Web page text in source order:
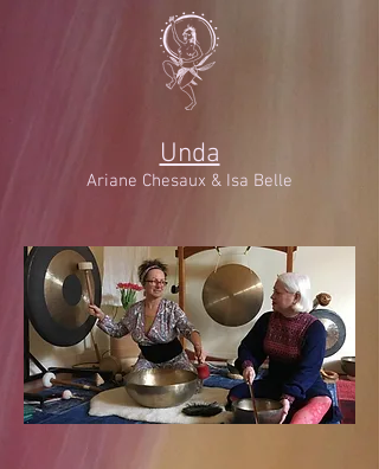
Unda
Ariane Chesaux & Isa Belle